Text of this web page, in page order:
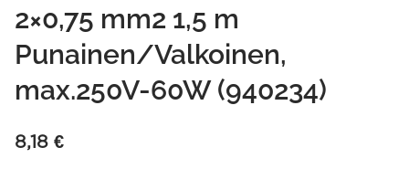
2×0,75 mm2 1,5 m
Punainen/Valkoinen,
max.250V-60W (940234)
8,18 €